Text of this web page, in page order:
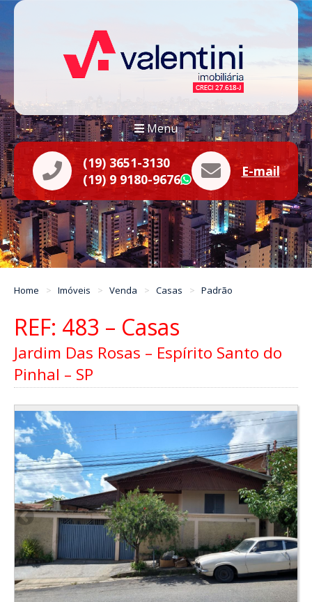
Menu
(19) 3651-3130
(19) 9 9180-9676
WhatsApp
E-mail
Home Imóveis Venda Casas Padrão
REF: 483 – Casas
Jardim Das Rosas – Espírito Santo do
Pinhal – SP